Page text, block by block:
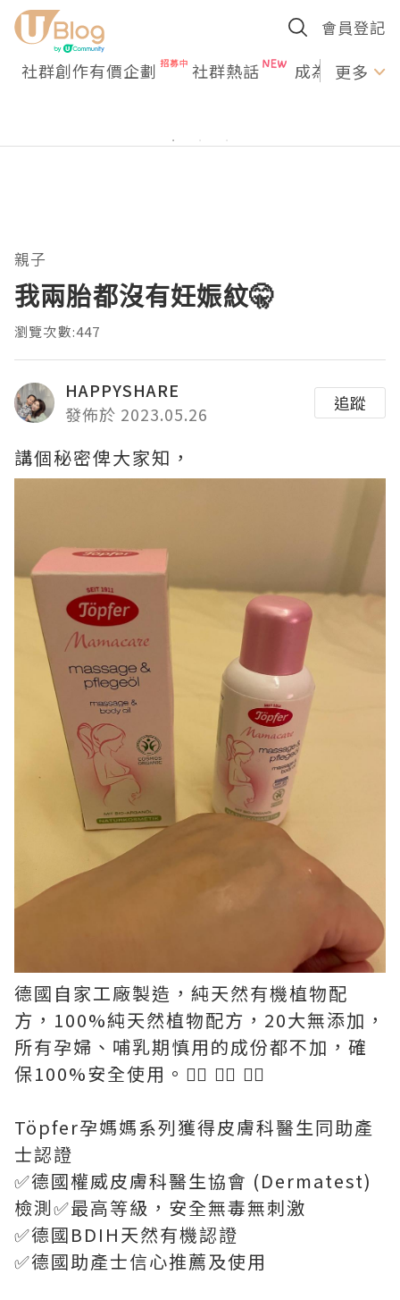
會員登記
社群創作有價企劃 社群熱話 成為U更多
親子
我兩胎都沒有妊娠紋🤫
瀏覽次數:447
HAPPYSHARE
發佈於 2023.05.26
追蹤
講個秘密俾大家知，
德國自家工廠製造，純天然有機植物配
方，100%純天然植物配方，20大無添加，
所有孕婦、哺乳期慎用的成份都不加，確
保100%安全使用。👍🏻 👍🏻 👍🏻
Töpfer孕媽媽系列獲得皮膚科醫生同助產
士認證
✅德國權威皮膚科醫生協會 (Dermatest)
檢測✅最高等級，安全無毒無刺激
✅德國BDIH天然有機認證
✅德國助產士信心推薦及使用